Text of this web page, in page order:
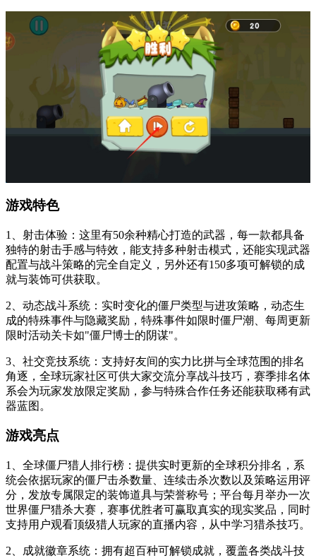
游戏特色
1、射击体验：这里有50余种精心打造的武器，每一款都具备
独特的射击手感与特效，能支持多种射击模式，还能实现武器
配置与战斗策略的完全自定义，另外还有150多项可解锁的成
就与装饰可供获取。
2、动态战斗系统：实时变化的僵尸类型与进攻策略，动态生
成的特殊事件与隐藏奖励，特殊事件如限时僵尸潮、每周更新
限时活动关卡如"僵尸博士的阴谋"。
3、社交竞技系统：支持好友间的实力比拼与全球范围的排名
角逐，全球玩家社区可供大家交流分享战斗技巧，赛季排名体
系会为玩家发放限定奖励，参与特殊合作任务还能获取稀有武
器蓝图。
游戏亮点
1、全球僵尸猎人排行榜：提供实时更新的全球积分排名，系
统会依据玩家的僵尸击杀数量、连续击杀次数以及策略运用评
分，发放专属限定的装饰道具与荣誉称号；平台每月举办一次
世界僵尸猎杀大赛，赛事优胜者可赢取真实的现实奖品，同时
支持用户观看顶级猎人玩家的直播内容，从中学习猎杀技巧。
2、成就徽章系统：拥有超百种可解锁成就，覆盖各类战斗技